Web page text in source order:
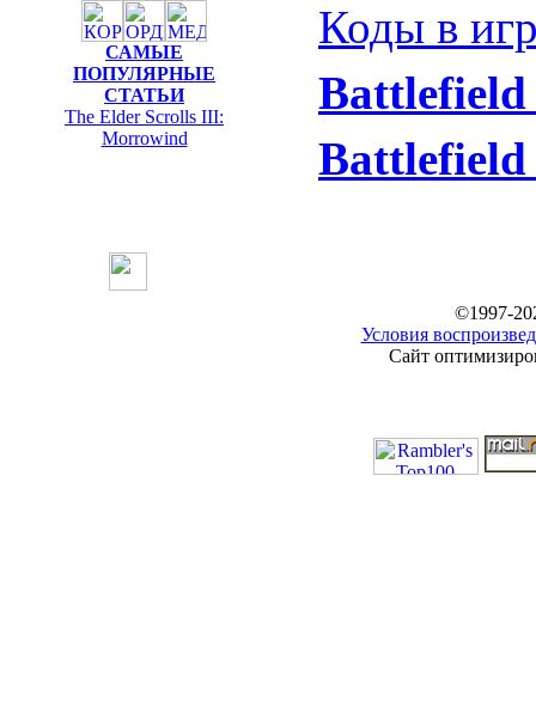
САМЫЕ
ПОПУЛЯРНЫЕ
СТАТЬИ
The Elder Scrolls III:
Morrowind
Коды в
Battlefield
Battlefield
©1997-
Условия
Сайт